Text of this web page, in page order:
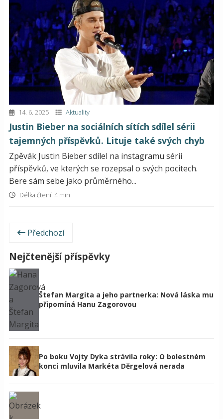
14. 6. 2025 Aktuality
Justin Bieber na sociálních sítích sdílel sérii
tajemných příspěvků. Lituje také svých chyb
Zpěvák Justin Bieber sdílel na instagramu sérii
příspěvků, ve kterých se rozepsal o svých pocitech.
Bere sám sebe jako průměrného...
Délka čtení: 4 min
Předchozí
Nejčtenější příspěvky
Štefan Margita a jeho partnerka: Nová láska mu
připomíná Hanu Zagorovou
Po boku Vojty Dyka strávila roky: O bolestném
konci mluvila Markéta Děrgelová nerada